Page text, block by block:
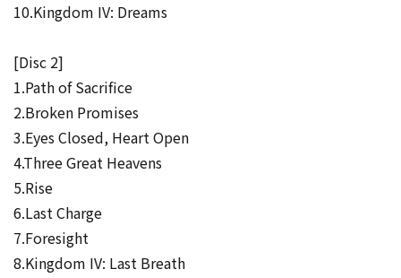
10.Kingdom IV: Dreams
[Disc 2]
1.Path of Sacrifice
2.Broken Promises
3.Eyes Closed, Heart Open
4.Three Great Heavens
5.Rise
6.Last Charge
7.Foresight
8.Kingdom IV: Last Breath